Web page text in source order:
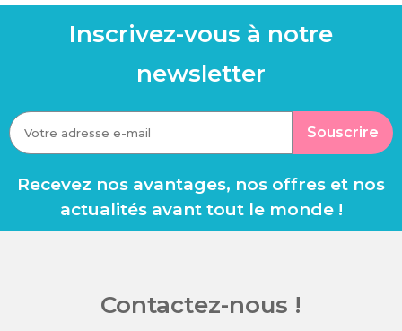
Inscrivez-vous à notre
newsletter
Souscrire
Recevez nos avantages, nos offres et nos
actualités avant tout le monde !
Contactez-nous !